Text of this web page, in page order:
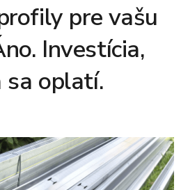
pre vašu
Investícia,
sa oplatí.